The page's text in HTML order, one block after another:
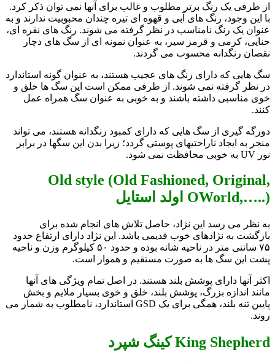
از طرفی یک رنگ برتر مطلوب و غالب برای آنها نمی توان ذکر کرد.
با این وجود، رنگ های آبی و قهوه ای تیره چندان محبوبیت ندارند و به
عنوان یک رنگ نامناسب در نظر گرفته می شوند. رنگ های نقره ای،
حنایی، کرمی و قرمز سیر، به عنوان نمونه ای از سگ های دچار
نقصان رنگدانه محسوب می گردند.
سگ هایی که دارای رنگ های عجیب هستند، به عنوان گونه استاندارد
در نظر گرفته نمی شوند. از طرفی ممکن است این سگ ها خلق و
خوی مناسبی داشته باشند و به خوبی به عنوان سگ همراه عمل
کنند.
دورگه گیری از سگ هایی که دارای کمبود رنگدانه هستند، می تواند
منجر به ایجاد ناراحتیهای پوستی گردد؛ زیرا بدن این سگها در برابر
نور UV به خوبی محافظت نمی شود.
Old style (Old Fashioned, Original,
OWorld,…..) اولد استايل
به نظر می رسد این نژاد، حاصل تلاش های انجام شده برای
بازگشت به نژادهای خوب قدیمی باشد. این نژاد دارای ارتفاع حدود
۷۵ سانتی متر در ناحیه شانه بوده و حدود ۵۰ کیلوگرم وزن و ناحیه
پشت این سگ ها به صورت مستقیم و هموار است.
اکثر آنها دارای پوشش بلند هستند. در اصل تمام ویژگی های آنها
مانند اندازه بزرگ، پوشش بلند، خلق و خوی بسیار ملایم و بخش
پایین تنه بلند، همگی برای یک GSD استاندارد، نامطلوب به شمار می
روند.
King Shepherd کینگ شپرد